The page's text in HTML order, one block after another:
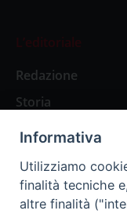
L’editoriale
Redazione
Storia
Abbonamenti
Abbonamento
Informativa
Utilizziamo
finalità tecniche
altre finalità